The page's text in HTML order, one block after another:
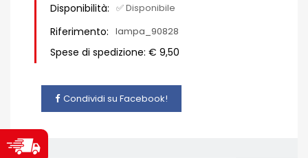
Disponibilità: ✅ Disponibile
Riferimento: lampa_90828
Spese di spedizione: € 9,50
Condividi su Facebook!